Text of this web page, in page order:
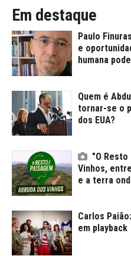
Em destaque
Paulo
e
humana
Quem é
tornar-se o
dos EUA?
"O Resto
Vinhos,
e a terra
Carlos
em playback